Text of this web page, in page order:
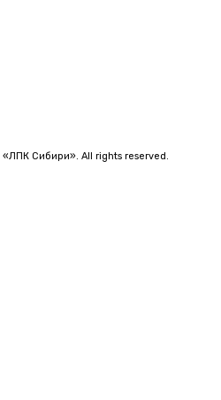
Сибири». All rights reserved.